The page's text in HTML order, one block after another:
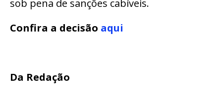
sob pena de sanções cabíveis.
Confira a decisão aqui
Da Redação